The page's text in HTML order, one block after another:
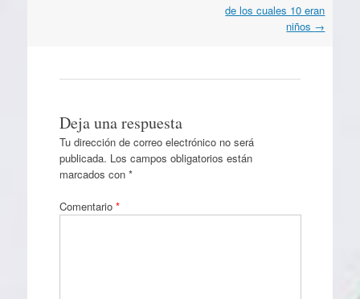
de los cuales 10 eran
niños →
Deja una respuesta
Tu dirección de correo electrónico no será
publicada. Los campos obligatorios están
marcados con *
Comentario *